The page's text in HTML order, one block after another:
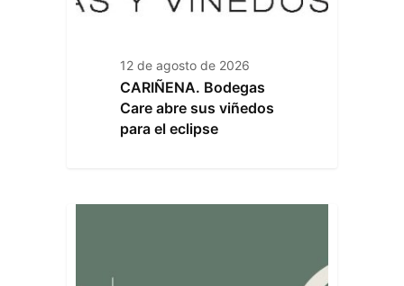
12 de agosto de 2026
CARIÑENA. Bodegas
Care abre sus viñedos
para el eclipse